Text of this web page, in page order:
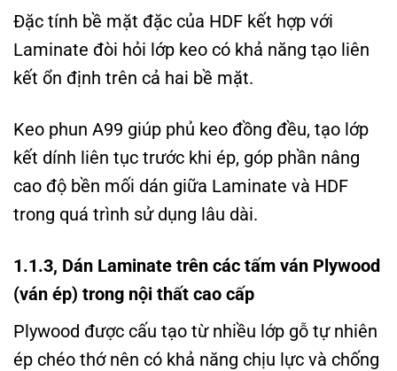
Đặc tính bề mặt đặc của HDF kết hợp với
Laminate đòi hỏi lớp keo có khả năng tạo liên
kết ổn định trên cả hai bề mặt.
Keo phun A99 giúp phủ keo đồng đều, tạo lớp
kết dính liên tục trước khi ép, góp phần nâng
cao độ bền mối dán giữa Laminate và HDF
trong quá trình sử dụng lâu dài.
1.1.3, Dán Laminate trên các tấm ván Plywood
(ván ép) trong nội thất cao cấp
Plywood được cấu tạo từ nhiều lớp gỗ tự nhiên
ép chéo thớ nên có khả năng chịu lực và chống